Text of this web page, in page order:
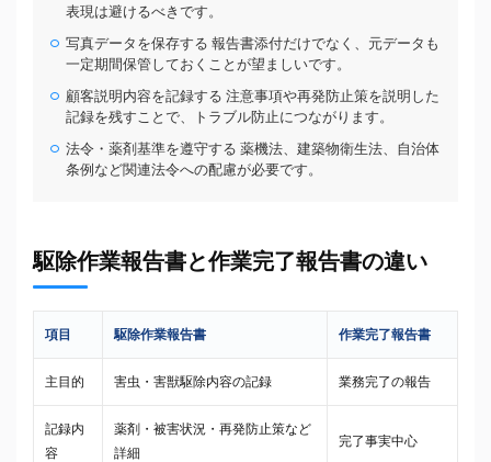
表現は避けるべきです。
写真データを保存する 報告書添付だけでなく、元データも
一定期間保管しておくことが望ましいです。
顧客説明内容を記録する 注意事項や再発防止策を説明した
記録を残すことで、トラブル防止につながります。
法令・薬剤基準を遵守する 薬機法、建築物衛生法、自治体
条例など関連法令への配慮が必要です。
駆除作業報告書と作業完了報告書の違い
項目 駆除作業報告書 作業完了報告書
主目的 害虫・害獣駆除内容の記録 業務完了の報告
記録内
容
薬剤・被害状況・再発防止策など
詳細
完了事実中心